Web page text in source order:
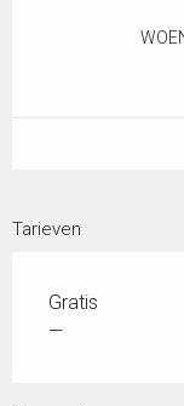
Tarieven
Gratis
—